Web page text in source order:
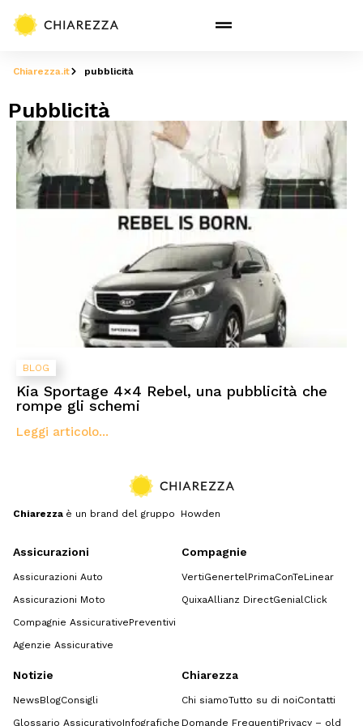
Chiarezza.it pubblicità
Pubblicità
BLOG
Kia Sportage 4×4 Rebel, una pubblicità che
rompe gli schemi
Leggi articolo...
Chiarezza è un brand del gruppo Howden
Assicurazioni
Assicurazioni Auto
Assicurazioni Moto
Compagnie AssicurativePreventivi
Agenzie Assicurative
Compagnie
VertiGenertel PrimaConTeLinear
QuixaAllianz DirectGenialClick
Notizie
NewsBlogConsigli
Glossario AssicurativoInfografiche
Chiarezza
Chi siamoTutto su di noiContatti
Domande FrequentiPrivacy – old